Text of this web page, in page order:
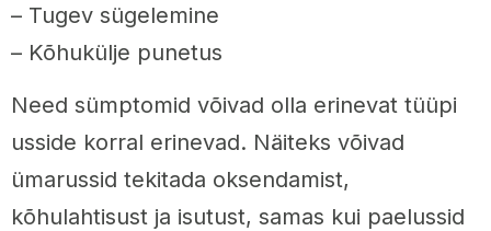
– Tugev sügelemine
– Kõhukülje punetus
Need sümptomid võivad olla erinevat tüüpi
usside korral erinevad. Näiteks võivad
ümarussid tekitada oksendamist,
kõhulahtisust ja isutust, samas kui paelussid